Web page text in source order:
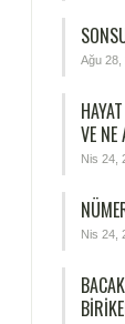
Ağu 28,
VE NE
Nis 24,
Nis 24,